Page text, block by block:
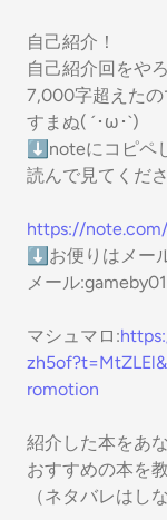
自己紹介！
自己紹介回をや
7,000字超えたの
すまぬ( ´･ω･`)
⬇noteにコピペ
読んで見てくださ
https://
⬇お便りはメー
メール
マシュマロ:
romotion
紹介した本をあ
おすすめの本を
（ネタバレはし